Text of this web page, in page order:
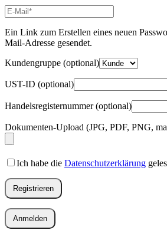
E-
Mail-
Adresse*
Erforderlich
Ein Link zum Erstellen eines neuen
Mail-Adresse gesendet.
Kundengruppe (optional)
UST-ID (optional)
Handelsregisternummer(optional)
Dokumenten-Upload (JPG, PDF, PNG,
Ich habe die Datenschutzerklärung
Registrieren
Anmelden